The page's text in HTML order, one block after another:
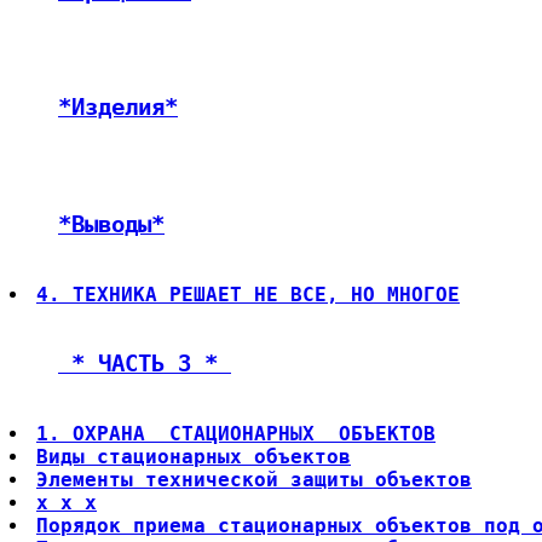
*Изделия*
*Выводы*
4. ТЕХНИКА РЕШАЕТ НЕ ВСЕ, НО МНОГОЕ
* ЧАСТЬ 3 *
1. ОХРАНА  СТАЦИОНАРНЫХ  ОБЪЕКТОВ
Виды стационарных объектов
Элементы технической защиты объектов
x x x
Порядок приема стационарных объектов под